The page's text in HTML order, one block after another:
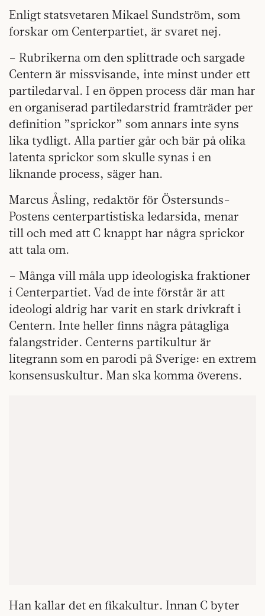
Enligt statsvetaren Mikael Sundström, som
forskar om Centerpartiet, är svaret nej.
– Rubrikerna om den splittrade och sargade
Centern är missvisande, inte minst under ett
partiledarval. I en öppen process där man har
en organiserad partiledarstrid framträder per
definition ”sprickor” som annars inte syns
lika tydligt. Alla partier går och bär på olika
latenta sprickor som skulle synas i en
liknande process, säger han.
Marcus Åsling, redaktör för Östersunds-
Postens centerpartistiska ledarsida, menar
till och med att C knappt har några sprickor
att tala om.
– Många vill måla upp ideologiska fraktioner
i Centerpartiet. Vad de inte förstår är att
ideologi aldrig har varit en stark drivkraft i
Centern. Inte heller finns några påtagliga
falangstrider. Centerns partikultur är
litegrann som en parodi på Sverige: en extrem
konsensuskultur. Man ska komma överens.
Han kallar det en fikakultur. Innan C byter